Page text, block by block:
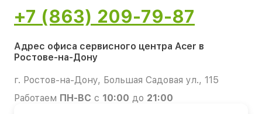
+7 (863) 209-79-87
Адрес офиса сервисного центра Acer в
Ростове-на-Дону
г. Ростов-на-Дону, Большая Садовая ул., 115
Работаем ПН-ВС с 10:00 до 21:00